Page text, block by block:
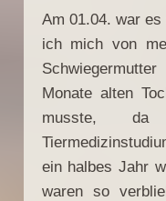
Am 01.04. war es
ich mich von
Monate alten
musste,
ein halbes Jahr
waren so